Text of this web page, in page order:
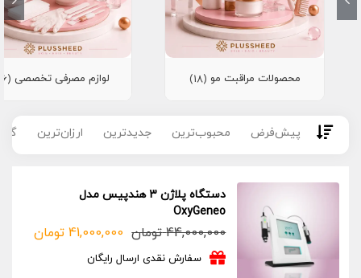
محصولات مراقبت مو (18) لوازم مصرفی تخصصی (16)
پیش‌فرض محبوب‌ترین جدیدترین ارزان‌ترین
دستگاه پلاژن 3 هندپیس مدل
OxyGeneo
44,000,000 تومان
قیمت
اصلی:
41,000,000 تومان
قیمت
فعلی:سفارش نقدی ارسال رایگان